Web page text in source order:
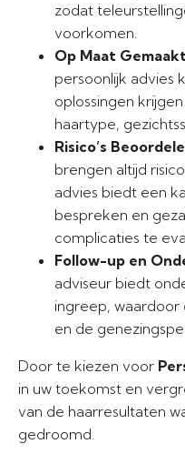
zodat
voorkomen.
Op Maat
persoonlijk advies
oplossingen
haartype,
Risico’s
brengen altijd
advies biedt een
bespreken en
complicaties te
Follow-up en
adviseur biedt
ingreep,
en de
Door te kiezen voor
in uw toekomst en
van de haarresultaten
gedroomd.